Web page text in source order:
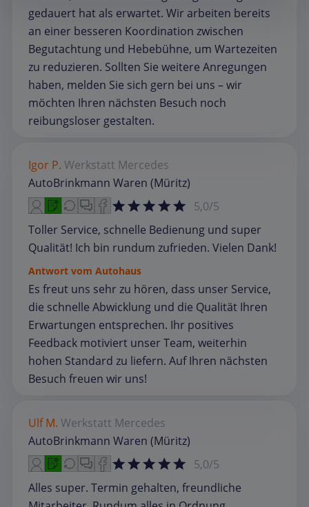
gedauert hat als erwartet. Wir arbeiten bereits
an einer besseren Koordination zwischen
Begutachtung und Hebebühne, um Wartezeiten
zu reduzieren. Sollten Sie weitere Anregungen
haben, melden Sie sich gern bei uns – wir
möchten Ihren nächsten Besuch noch
reibungsloser gestalten.
Igor P. Werkstatt Mercedes
AutoBrinkmann Waren (Müritz)
5,0/5
Toller Service, schnelle Bedienung und super
Qualität! Ich bin rundum zufrieden. Vielen Dank!
Antwort vom Autohaus
Es freut uns sehr zu hören, dass unser Service,
die schnelle Abwicklung und die Qualität Ihren
Erwartungen entsprechen. Ihr positives
Feedback motiviert unser Team, weiterhin
hohen Standard zu liefern. Auf Ihren nächsten
Besuch freuen wir uns!
Ulf M. Werkstatt Mercedes
AutoBrinkmann Waren (Müritz)
5,0/5
Alles super. Termin gehalten, freundliche